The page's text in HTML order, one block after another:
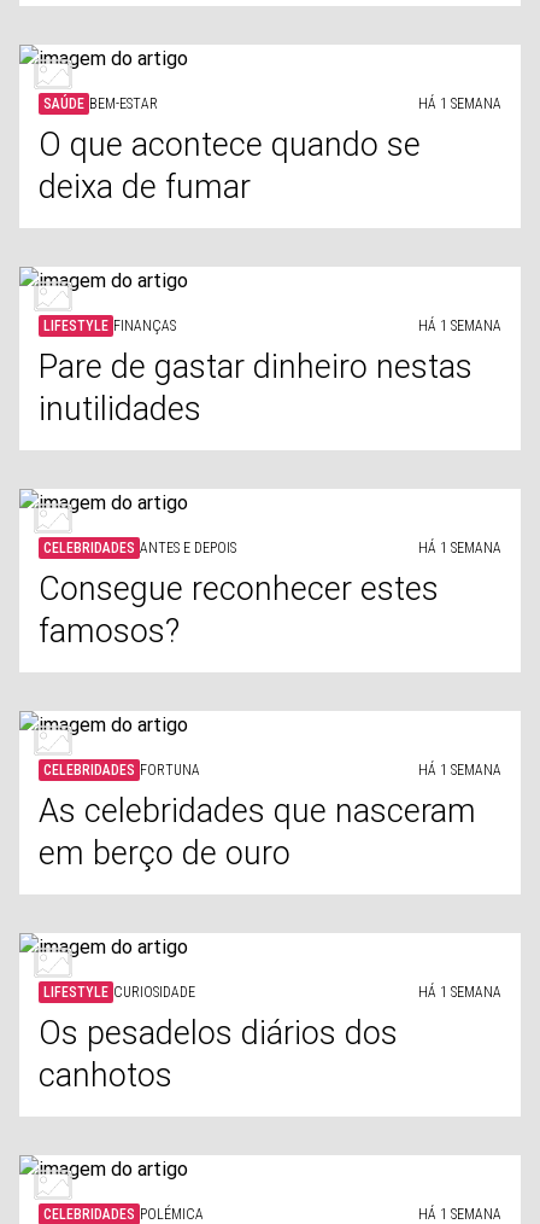
SAÚDE BEM-ESTAR HÁ 1 SEMANA
O que acontece quando se
deixa de fumar
LIFESTYLE FINANÇAS HÁ 1 SEMANA
Pare de gastar dinheiro nestas
inutilidades
CELEBRIDADES ANTES E DEPOIS HÁ 1 SEMANA
Consegue reconhecer estes
famosos?
CELEBRIDADES FORTUNA HÁ 1 SEMANA
As celebridades que nasceram
em berço de ouro
LIFESTYLE CURIOSIDADE HÁ 1 SEMANA
Os pesadelos diários dos
canhotos
CELEBRIDADES POLÉMICA HÁ 1 SEMANA